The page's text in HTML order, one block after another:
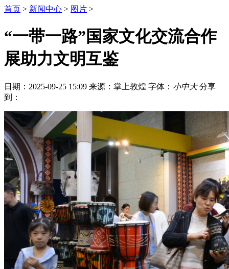
首页 > 新闻中心 > 图片 >
“一带一路”国家文化交流合作
展助力文明互鉴
日期：2025-09-25 15:09 来源：掌上敦煌 字体： 小中大 分享
到：